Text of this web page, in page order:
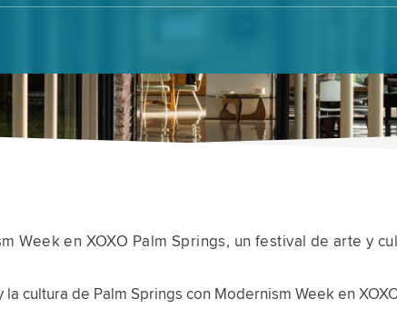
Week en XOXO Palm Springs, un festival de arte y
cultura de Palm Springs con Modernism Week en